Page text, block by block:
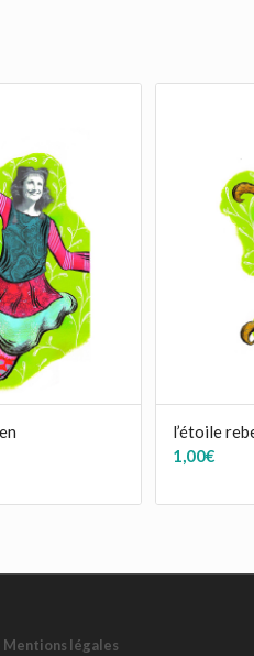
l’étoile
1,00€
Mentions légales